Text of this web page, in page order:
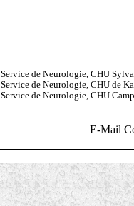
Service de Neurologie, CHU
Service de Neurologie, CHU de
Service de Neurologie, CHU
E-Mail